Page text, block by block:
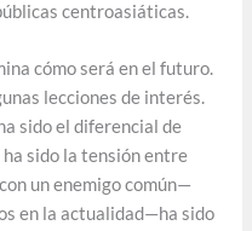
centroasiáticas.
cómo será en el futuro.
lecciones de interés.
sido el diferencial de
sido la tensión entre
un enemigo común—
en la actualidad—ha sido